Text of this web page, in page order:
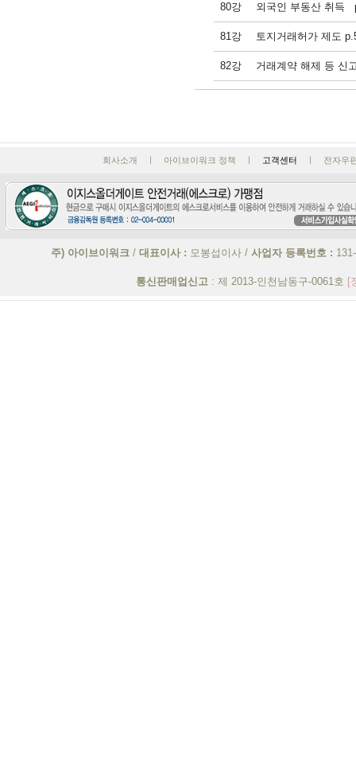
80강 외국인 부동산 취득
81강 토지거래허가 제도
82강 거래계약 해제 등 신
회사소개 ㅣ 아이브이워크 정책 ㅣ 고객센터 ㅣ 전자우
주) 아이브이워크 /대표이사 : 모봉섭이사 /사업자 등록번호 :
통신판매업신고 : 제 2013-인천남동구-0061호 [